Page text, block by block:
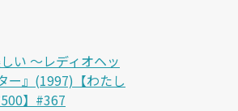
い 〜レディオヘッ
ー』(1997)【わたし
】#367